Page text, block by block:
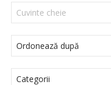
Categorii